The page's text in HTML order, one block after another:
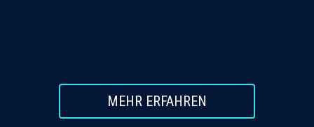
MEHR ERFAHREN